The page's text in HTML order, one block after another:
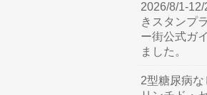
2026/8/1-
きスタンプ
ー街公式ガ
ました。
2型糖尿病な